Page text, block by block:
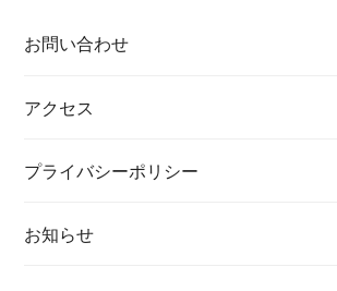
お問い合わせ
アクセス
プライバシーポリシー
お知らせ